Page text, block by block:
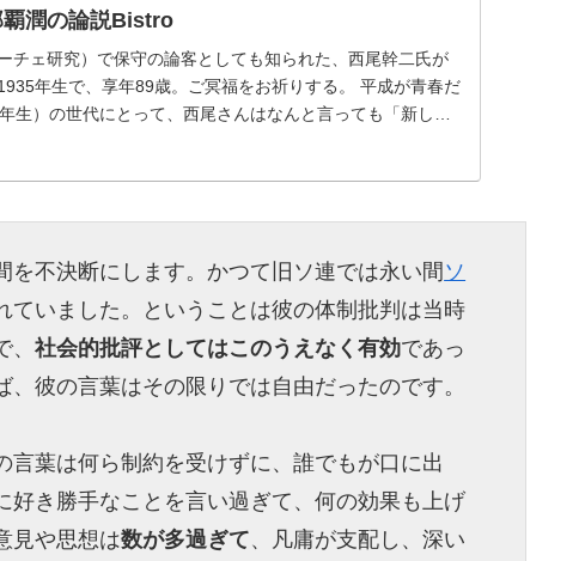
覇潤の論説Bistro
チェ研究）で保守の論客としても知られた、西尾幹二氏が
年生で、享年89歳。ご冥福をお祈りする。 平成が青春だ
生）の世代にとって、西尾さんはなんと言っても「新しい
を不決断にします。かつて旧ソ連では永い間ソ
ていました。ということは彼の体制批判は当時
、社会的批評としてはこのうえなく有効であっ
彼の言葉はその限りでは自由だったのです。
言葉は何ら制約を受けずに、誰でもが口に出
好き勝手なことを言い過ぎて、何の効果も上げ
見や思想は数が多過ぎて、凡庸が支配し、深い